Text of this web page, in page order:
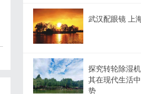
武汉配眼镜 上
探究转轮除湿
其在现代生活
势